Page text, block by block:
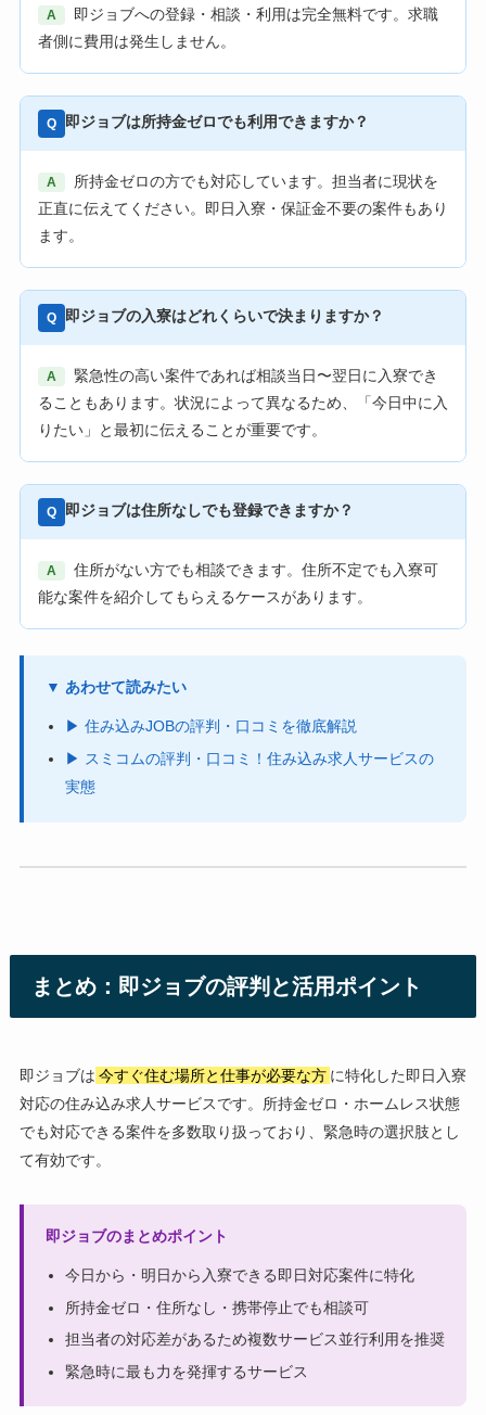
A
即ジョブへの登録・相談・利用は完全無料です。求職
者側に費用は発生しません。
Q 即ジョブは所持金ゼロでも利用できますか？
A
所持金ゼロの方でも対応しています。担当者に現状を
正直に伝えてください。即日入寮・保証金不要の案件もあり
ます。
Q 即ジョブの入寮はどれくらいで決まりますか？
A
緊急性の高い案件であれば相談当日〜翌日に入寮でき
ることもあります。状況によって異なるため、「今日中に入
りたい」と最初に伝えることが重要です。
Q 即ジョブは住所なしでも登録できますか？
A
住所がない方でも相談できます。住所不定でも入寮可
能な案件を紹介してもらえるケースがあります。
▼ あわせて読みたい
▶ 住み込みJOBの評判・口コミを徹底解説
▶ スミコムの評判・口コミ！住み込み求人サービスの
実態
まとめ：即ジョブの評判と活用ポイント
即ジョブは 今すぐ住む場所と仕事が必要な方 に特化した即日入寮
対応の住み込み求人サービスです。所持金ゼロ・ホームレス状態
でも対応できる案件を多数取り扱っており、緊急時の選択肢とし
て有効です。
即ジョブのまとめポイント
今日から・明日から入寮できる即日対応案件に特化
所持金ゼロ・住所なし・携帯停止でも相談可
担当者の対応差があるため複数サービス並行利用を推奨
緊急時に最も力を発揮するサービス